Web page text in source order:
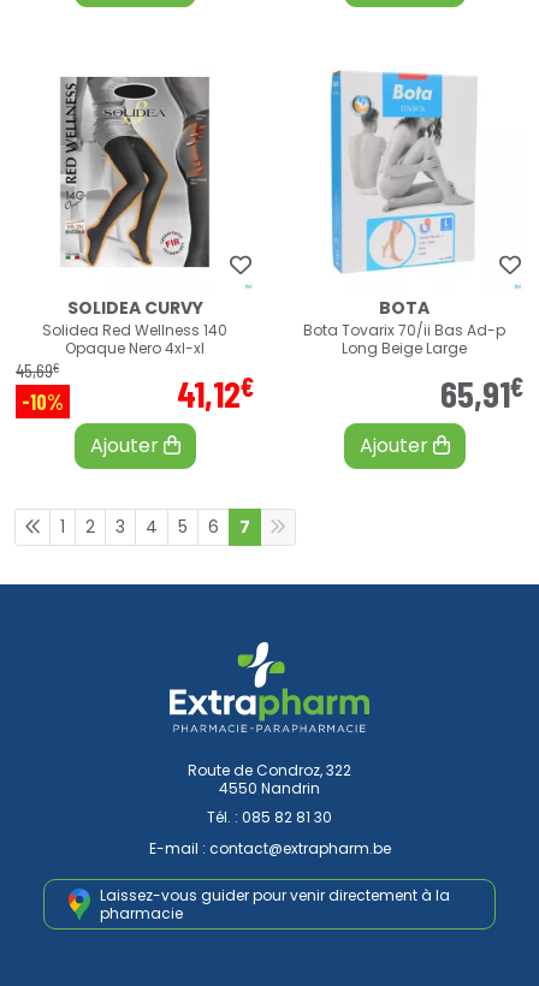
SOLIDEA CURVY
Solidea Red Wellness 140
Opaque Nero 4xl-xl
45,69€
-10% 41,12€
Ajouter
BOTA
Bota Tovarix 70/ii Bas Ad-p
Long Beige Large
65,91€
Ajouter
1 2 3 4 5 6 7
Route de Condroz, 322
4550 Nandrin
Tél. : 085 82 81 30
E-mail : contact@extrapharm.be
Laissez-vous guider pour venirdirectement à la
pharmacie